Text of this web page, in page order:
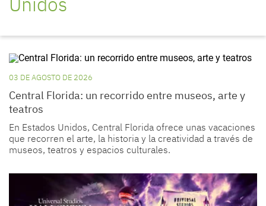
03 DE AGOSTO DE 2026
Central Florida: un recorrido entre museos, arte y
teatros
En Estados Unidos, Central Florida ofrece unas vacaciones
que recorren el arte, la historia y la creatividad a través de
museos, teatros y espacios culturales.